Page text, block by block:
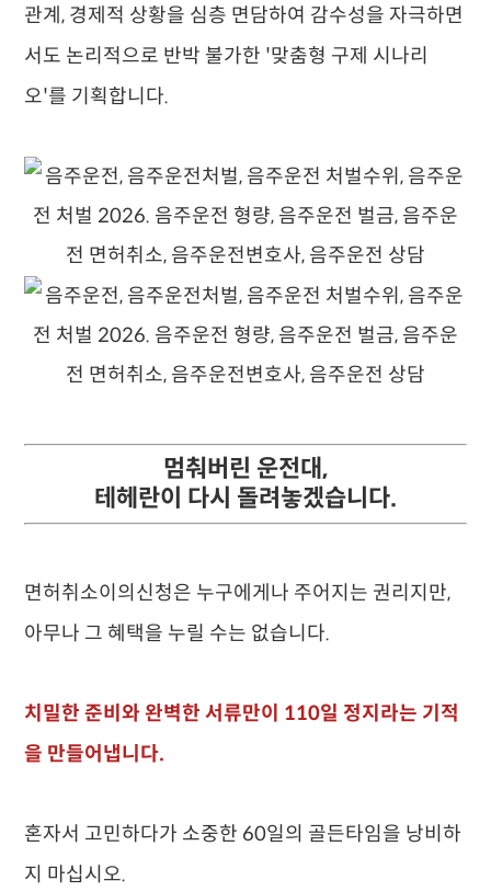
관계, 경제적 상황을 심층 면담하여 감수성을 자극하면
서도 논리적으로 반박 불가한 '맞춤형 구제 시나리
오'를 기획합니다.
멈춰버린 운전대,
테헤란이 다시 돌려놓겠습니다.
면허취소이의신청은 누구에게나 주어지는 권리지만,
아무나 그 혜택을 누릴 수는 없습니다.
치밀한 준비와 완벽한 서류만이 110일 정지라는 기적
을 만들어냅니다.
혼자서 고민하다가 소중한 60일의 골든타임을 낭비하
지 마십시오.